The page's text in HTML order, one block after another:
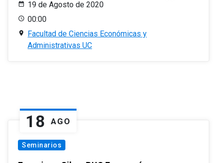
19 de Agosto de 2020
00:00
Facultad de Ciencias Económicas y
Administrativas UC
18 AGO
Seminarios